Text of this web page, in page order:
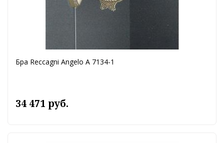
Бра Reccagni Angelo A 7134-1
34 471 руб.